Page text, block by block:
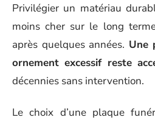
Privilégier un matériau
moins cher sur le long
après quelques années. Une
ornement excessif reste
décennies sans intervention.
Le choix d’une plaque